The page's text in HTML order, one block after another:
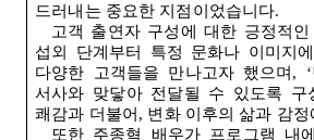
드러내는 중요한 지점이었습니다.
고객 출연자 구성에 대한 긍정적
섭외 단계부터 특정 문화나 이미지
다양한 고객들을 만나고자 했으며 , ‘
서사와 맞닿아 전달될 수 있도록 구
쾌감과 더불어 , 변화 이후의 삶과 감
또한 주종혁 배우가 프로그램 내